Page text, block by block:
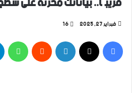
فبراير 27, 2025 16
فيسبوك‫X لينكدإن